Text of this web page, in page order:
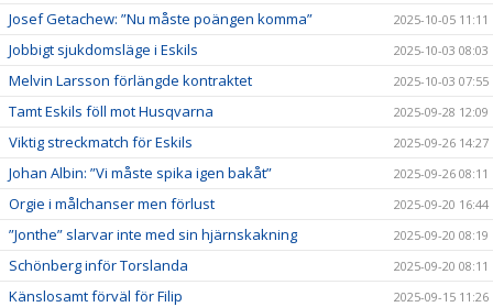
Josef Getachew: ”Nu måste poängen komma” 2025-10-05 11:11
Jobbigt sjukdomsläge i Eskils 2025-10-03 08:03
Melvin Larsson förlängde kontraktet 2025-10-03 07:55
Tamt Eskils föll mot Husqvarna 2025-09-28 12:09
Viktig streckmatch för Eskils 2025-09-26 14:27
Johan Albin: ”Vi måste spika igen bakåt” 2025-09-26 08:11
Orgie i målchanser men förlust 2025-09-20 16:44
”Jonthe” slarvar inte med sin hjärnskakning 2025-09-20 08:19
Schönberg inför Torslanda 2025-09-20 08:11
Känslosamt förväl för Filip 2025-09-15 11:26